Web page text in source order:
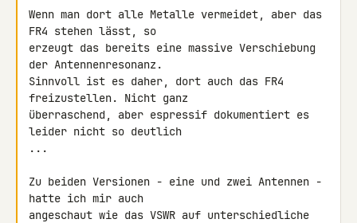
Wenn man dort alle Metalle vermeidet, aber das
FR4 stehen lässt, so
erzeugt das bereits eine massive Verschiebung
der Antennenresonanz.
Sinnvoll ist es daher, dort auch das FR4
freizustellen. Nicht ganz
überraschend, aber espressif dokumentiert es
leider nicht so deutlich
...
Zu beiden Versionen - eine und zwei Antennen -
hatte ich mir auch
angeschaut wie das VSWR auf unterschiedliche